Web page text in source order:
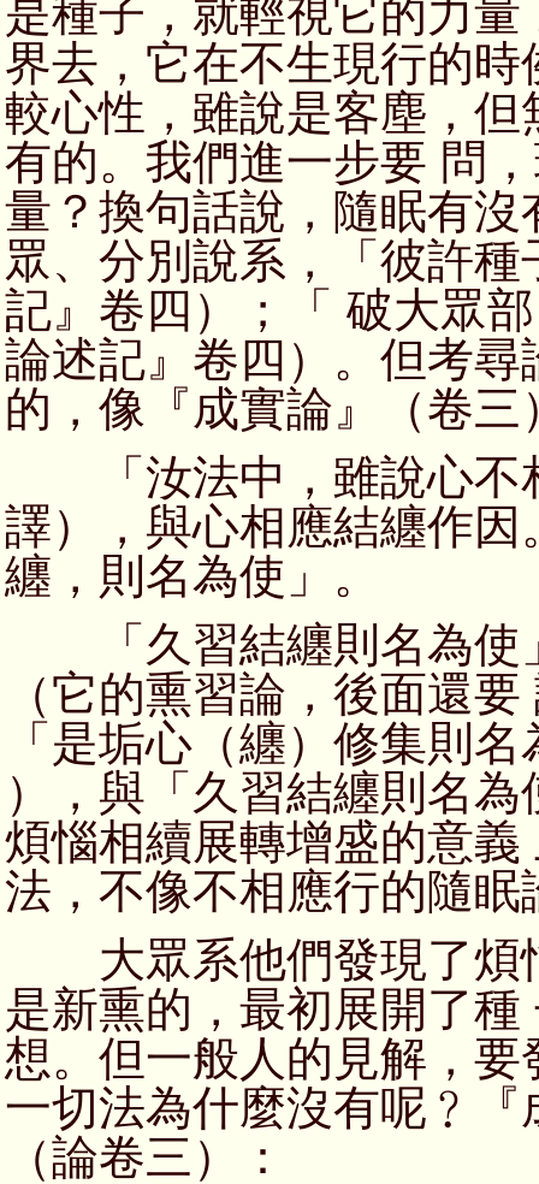
是種子，就輕視它的力
界去，它在不生現行的
較心性，雖說是客塵，
有的。我們進一步要 問
量？換句話說，隨眠有
眾、分別說系，「彼許
記』卷四）；「 破大眾
論述記』卷四）。但考
的，像『成實論』（卷三
「汝法中，雖說心不
譯），與心相應結纏作
纏，則名為使」。
「久習結纏則名為使
（它的熏習論，後面還
「是垢心（纏）修集則
），與「久習結纏則名
煩惱相續展轉增盛的意
法，不像不相應行的隨
大眾系他們發現了煩
是新熏的，最初展開了
想。但一般人的見解，
一切法為什麼沒有呢﹖
（論卷三）：